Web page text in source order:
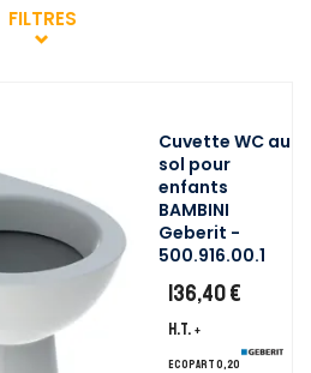
FILTRES
Cuvette WC au
sol pour
enfants
BAMBINI
Geberit -
500.916.00.1
136,40 €
H.T. +
ecopart 0,20